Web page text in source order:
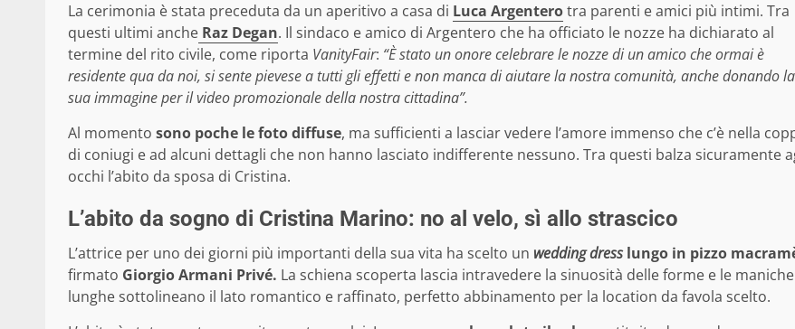
La cerimonia è stata preceduta da un aperitivo a casa di Luca Argenterotra parenti e amici più intimi. Tra
questi ultimi anche Raz Degan. Il sindaco e amico di Argentero che ha officiato le nozze ha dichiarato al
termine del rito civile, come riporta VanityFair: “È stato un onore celebrare le nozze di un amico che ormai è
residente qua da noi, si sente pievese a tutti gli effetti e non manca di aiutare la nostra comunità, anche donando la
sua immagine per il video promozionale della nostra cittadina”.
Al momento sono poche le foto diffuse, ma sufficienti a lasciar vedere l’amore immenso che c’è nella
di coniugi e ad alcuni dettagli che non hanno lasciato indifferente nessuno. Tra questi balza sicuramente
occhi l’abito da sposa di Cristina.
L’abito da sogno di Cristina Marino: no al velo, sì allo strascico
L’attrice per uno dei giorni più importanti della sua vita ha scelto un wedding dresslungo in pizzo
firmato Giorgio Armani Privé. La schiena scoperta lascia intravedere la sinuosità delle forme e le maniche
lunghe sottolineano il lato romantico e raffinato, perfetto abbinamento per la location da favola scelto.